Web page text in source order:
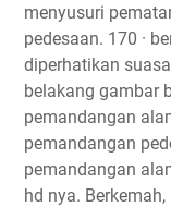
menyusuri
pedesaan. 170 ·
diperhatikan
belakang gambar
pemandangan
pemandangan
pemandangan
hd nya.